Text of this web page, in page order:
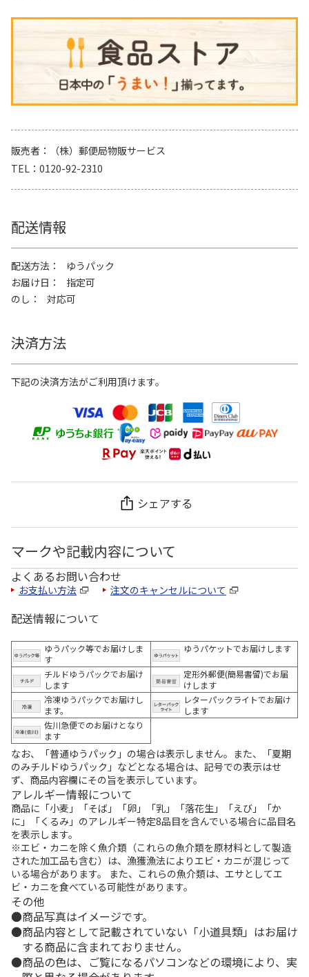
販売者
（株）郵便局物販サービス
TEL
0120-92-2310
配送情報
配送方法
ゆうパック
お届け日
指定可
のし
対応可
決済方法
下記の決済方法がご利用頂けます。
シェアする
マークや記載内容について
よくあるお問い合わせ
お支払い方法 注文のキャンセルについて
配送情報について
ゆうパック等でお届けしま
す
ゆうパケットでお届けします
チルドゆうパックでお届け
します
定形外郵便(簡易書留)でお届
けします
冷凍ゆうパックでお届けし
ます。
レターパックライトでお届け
します
佐川急便でのお届けとなり
ます
なお、「普通ゆうパック」の場合は表示しません。また、「夏期
のみチルドゆうパック」などとなる場合は、記号での表示はせ
ず、商品内容欄にその旨を表示しています。
アレルギー情報について
商品に「小麦」「そば」「卵」「乳」「落花生」「えび」「か
に」「くるみ」のアレルギー特定8品目を含んでいる場合に品目名
を表示します。
※エビ・カニを除く魚介類（これらの魚介類を原材料として製造
された加工品も含む）は、漁獲漁法によりエビ・カニが混じって
いる場合があります。 また、これらの魚介類は、エサとしてエ
ビ・カニを食べている可能性があります。
その他
商品写真はイメージです。
商品内容として記載されていない「小道具類」はお届け
する商品に含まれておりません。
商品の色は、ご覧になるパソコンなどの環境により、実